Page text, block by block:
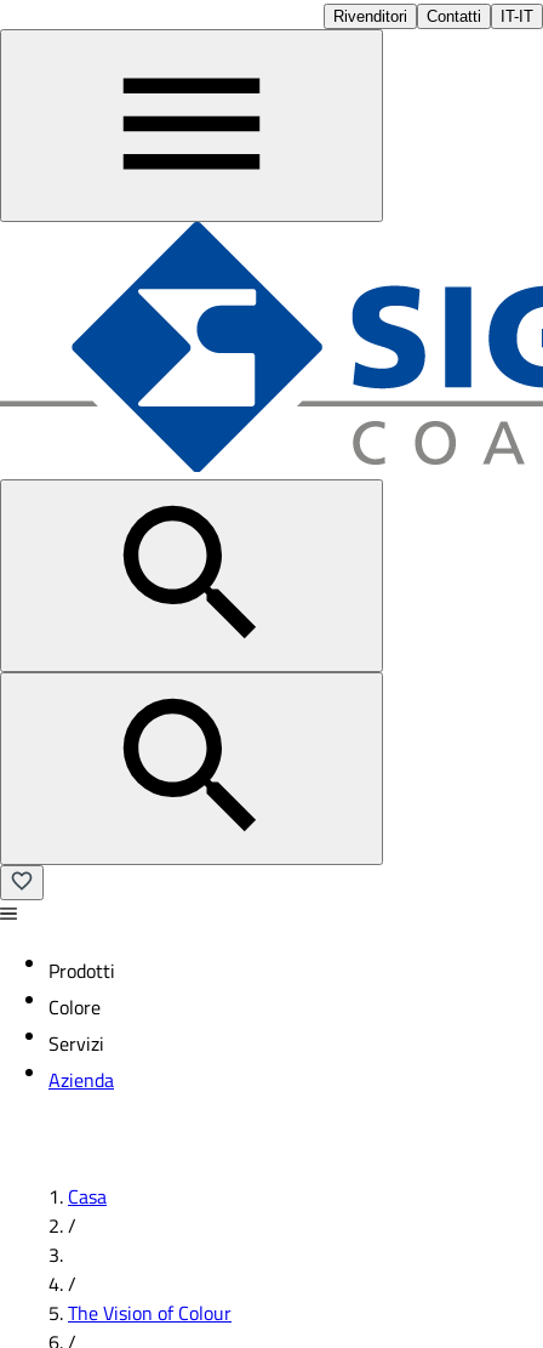
Rivenditori Contatti IT-IT
Prodotti
Colore
Servizi
Azienda
Casa
/
/
The Vision of Colour
/